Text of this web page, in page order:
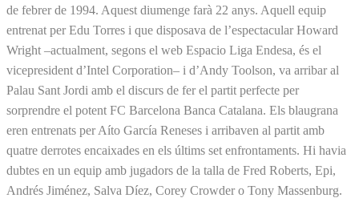
de febrer de 1994. Aquest diumenge farà 22 anys. Aquell equip
entrenat per Edu Torres i que disposava de l’espectacular Howard
Wright –actualment, segons el web Espacio Liga Endesa, és el
vicepresident d’Intel Corporation– i d’Andy Toolson, va arribar al
Palau Sant Jordi amb el discurs de fer el partit perfecte per
sorprendre el potent FC Barcelona Banca Catalana. Els blaugrana
eren entrenats per Aíto García Reneses i arribaven al partit amb
quatre derrotes encaixades en els últims set enfrontaments. Hi havia
dubtes en un equip amb jugadors de la talla de Fred Roberts, Epi,
Andrés Jiménez, Salva Díez, Corey Crowder o Tony Massenburg.